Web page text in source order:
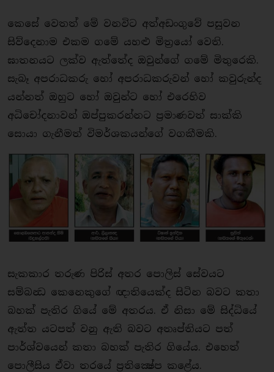
කෙසේ වෙතත් මේ වනවිට අත්අඩංගුවේ පසුවන
සිව්දෙනාම එකම ගමේ යහළු මිත‍්‍රයෝ වෙති.
ඝාතනයට ලක්ව ඇත්තේද ඔවුන්ගේ ගමේ මිතුරෙකි.
සැබෑ අපරාධකරු හෝ අපරාධකරුවන් හෝ කවුරුන්ද
යන්නත් ඔහුට හෝ ඔවුන්ට හෝ එරෙහිව
අධිචෝදනාවන් ඔප්පුකරන්නට ප‍්‍රමාණවත් සාක්කි
සොයා ගැනීමත් විමර්ශකයන්ගේ වගකීමකි.
සැකකාර තරුණ පිරිස් අතර පොලිස් සේවයට
සම්බන්‍ධ කෙනෙකුගේ ඥාතියෙක්ද සිටින බවට කතා
බහක් පැතිර ගියේ මේ අතරය. ඒ නිසා මේ සිද්ධියේ
ඇත්ත යටපත් වනු ඇති බවට අතෘප්තියට පත්
පාර්ශ්වයෙන් කතා බහක් පැතිර ගියේය. එහෙත්
පොලීසිය ඒවා තරයේ ප‍්‍රතික්‍ෂේප කළේය.